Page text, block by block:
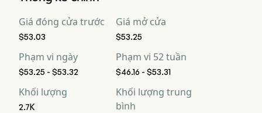
Giá đóng cửa trước
$53.03
Giá mở cửa
$53.25
Phạm vi ngày
$53.25 - $53.32
Phạm vi 52 tuần
$46.16 - $53.31
Khối lượng
2.7K
Khối lượng trung
bình